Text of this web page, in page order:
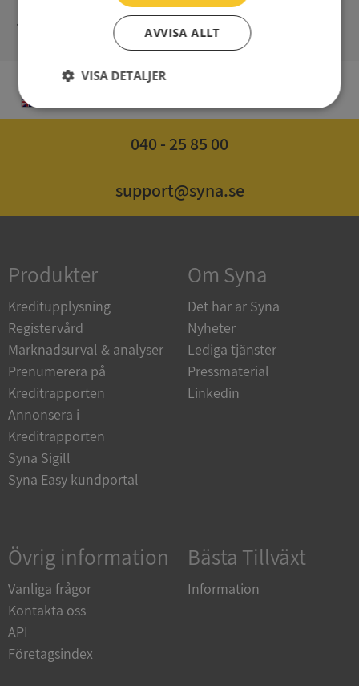
Syna - Credit reports since 1947
040 - 25 85 00
support@syna.se
Produkter
Kreditupplysning
Registervård
Marknadsurval & analyser
Prenumerera på
Kreditrapporten
Annonsera i
Kreditrapporten
Syna Sigill
Syna Easy kundportal
Om Syna
Det här är Syna
Nyheter
Lediga tjänster
Pressmaterial
Linkedin
Övrig information
Vanliga frågor
Kontakta oss
API
Företagsindex
Bästa Tillväxt
Information
AVVISA ALLT
VISA DETALJER
Strikt
nödvändigt
Prestanda Inriktning
Funktioner Oklassificerade
Strikt nödvändigt Prestanda
Oklassificerade
Strikt nödvändiga kakor tillåter
kärnwebbplatsfunktioner som användarinloggning
och kontohantering. Webbplatsen kan inte
användas ordentligt utan strikt nödvändiga cookies.
Namn
Privacy Policy